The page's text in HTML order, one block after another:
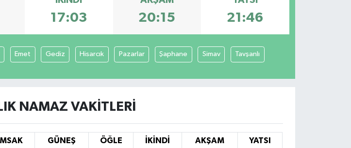
17:03 20:15 21:46
Emet Gediz Hisarcık Pazarlar Şaphane Simav Tavşanlı
NAMAZ VAKITLERI
İMSAK GÜNEŞ ÖĞLE İKINDI AKŞAM
YATSI